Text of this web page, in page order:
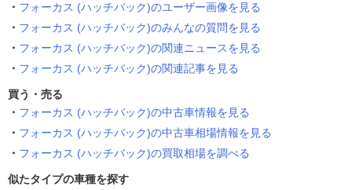
フォーカス (ハッチバック)のユーザー画像を見る
フォーカス (ハッチバック)のみんなの質問を見る
フォーカス (ハッチバック)の関連ニュースを見る
フォーカス (ハッチバック)の関連記事を見る
買う・売る
フォーカス (ハッチバック)の中古車情報を見る
フォーカス (ハッチバック)の中古車相場情報を見る
フォーカス (ハッチバック)の買取相場を調べる
似たタイプの車種を探す